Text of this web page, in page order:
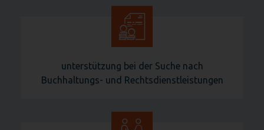
unterstützung bei der Suche nach
Buchhaltungs- und Rechtsdienstleistungen